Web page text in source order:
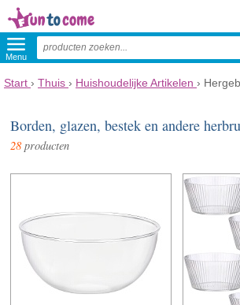
Menu
Start › Thuis › Huishoudelijke Artikelen ›
Borden, glazen, bestek en andere
28 producten